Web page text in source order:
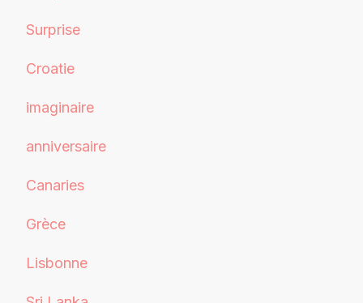
Surprise
Croatie
imaginaire
anniversaire
Canaries
Grèce
Lisbonne